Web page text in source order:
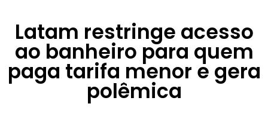
Latam restringe acesso
ao banheiro para quem
paga tarifa menor e gera
polêmica